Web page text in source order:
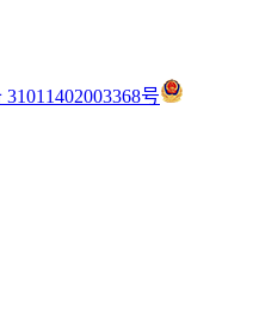
号